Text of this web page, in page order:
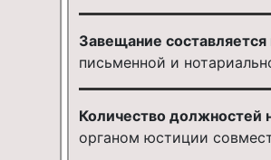
Завещание
письменной и
Количество должностей
органом юстиции